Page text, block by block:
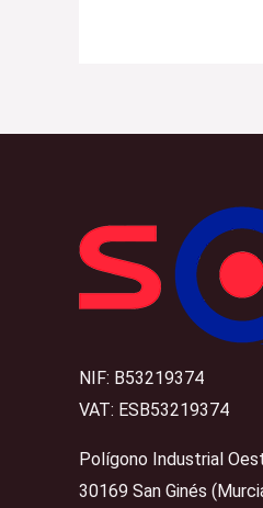
NIF: B53219374
VAT: ESB53219374
Polígono Industrial
30169 San Ginés